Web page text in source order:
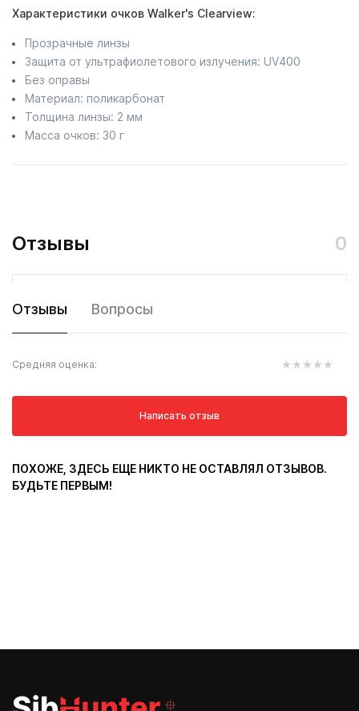
Характеристики очков Walker's Clearview:
Прозрачные линзы
Защита от ультрафиолетового излучения: UV400
Без оправы
Материал: поликарбонат
Толщина линзы: 2 мм
Масса очков: 30 г
Отзывы 0
Отзывы Вопросы
Средняя оценка:
Написать отзыв
ПОХОЖЕ, ЗДЕСЬ ЕЩЕ НИКТО НЕ ОСТАВЛЯЛ ОТЗЫВОВ.
БУДЬТЕ ПЕРВЫМ!